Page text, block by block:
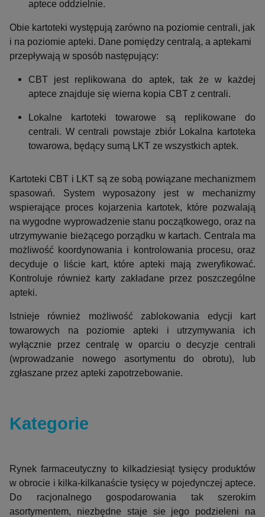
aptece oddzielnie.
Obie kartoteki występują zarówno na poziomie centrali, jak
i na poziomie apteki. Dane pomiędzy centralą, a aptekami
przepływają w sposób następujący:
CBT jest replikowana do aptek, tak że w każdej
aptece znajduje się wierna kopia CBT z centrali.
Lokalne kartoteki towarowe są replikowane do
centrali. W centrali powstaje zbiór Lokalna kartoteka
towarowa, będący sumą LKT ze wszystkich aptek.
Kartoteki CBT i LKT są ze sobą powiązane mechanizmem
spasowań. System wyposażony jest w mechanizmy
wspierające proces kojarzenia kartotek, które pozwalają
na wygodne wyprowadzenie stanu początkowego, oraz na
utrzymywanie bieżącego porządku w kartach. Centrala ma
możliwość koordynowania i kontrolowania procesu, oraz
decyduje o liście kart, które apteki mają zweryfikować.
Kontroluje również karty zakładane przez poszczególne
apteki.
Istnieje również możliwość zablokowania edycji kart
towarowych na poziomie apteki i utrzymywania ich
wyłącznie przez centralę w oparciu o decyzje centrali
(wprowadzanie nowego asortymentu do obrotu), lub
zgłaszane przez apteki zapotrzebowanie.
Kategorie
Rynek farmaceutyczny to kilkadziesiąt tysięcy produktów
w obrocie i kilka-kilkanaście tysięcy w pojedynczej aptece.
Do racjonalnego gospodarowania tak szerokim
asortymentem, niezbędne staje sie jego podzieleni na